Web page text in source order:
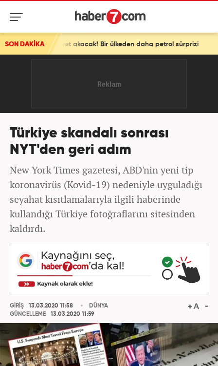
SON DAKİKA
akacak! Bir ülkeden daha petrol sürprizi
Türkiye skandalı sonrası
NYT'den geri adım
New York Times gazetesi, ABD'nin yeni tip
koronavirüs (Kovid-19) nedeniyle uyguladığı
seyahat kısıtlamalarıyla ilgili haberinde
kullandığı Türkiye fotoğraflarını sitesinden
kaldırdı.
GİRİŞ
13.03.2020 11:58
GÜNCELLEME
13.03.2020 11:59
DÜNYA